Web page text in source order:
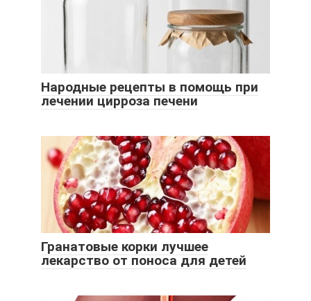
Народные рецепты в помощь при
лечении цирроза печени
Гранатовые корки лучшее
лекарство от поноса для детей